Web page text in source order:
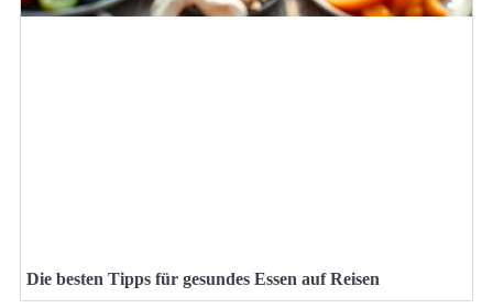
Die besten Tipps für gesundes Essen auf Reisen